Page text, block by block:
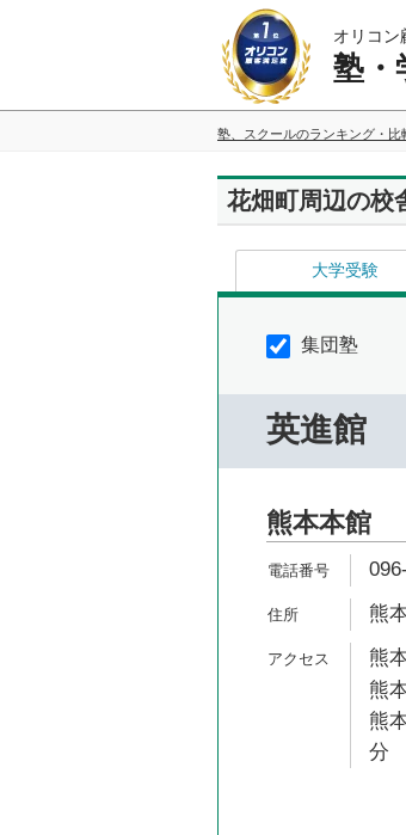
オリコン
塾・
塾、スクールのランキング・比
花畑町周辺の校
大学受験
集団塾
英進館
熊本本館
熊
熊
熊
熊
分